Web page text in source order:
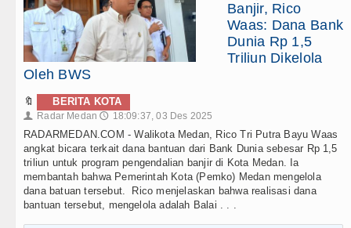
Banjir, Rico
Waas: Dana Bank
Dunia Rp 1,5
Triliun Dikelola
Oleh BWS
🔖 BERITA KOTA
👤 Radar Medan 🕔 18:09:37, 03 Des 2025
RADARMEDAN.COM - Walikota Medan, Rico Tri Putra Bayu Waas
angkat bicara terkait dana bantuan dari Bank Dunia sebesar Rp 1,5
triliun untuk program pengendalian banjir di Kota Medan. Ia
membantah bahwa Pemerintah Kota (Pemko) Medan mengelola
dana batuan tersebut. Rico menjelaskan bahwa realisasi dana
bantuan tersebut, mengelola adalah Balai . . .